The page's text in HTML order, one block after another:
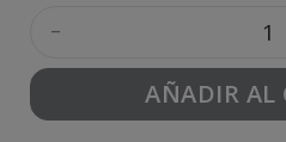
-
AÑADIR AL